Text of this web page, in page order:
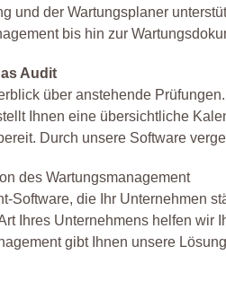
und der Wartungsplaner
bis hin zur
Audit
über anstehende
Ihnen eine übersichtliche
Durch unsere Software
des Wartungsmanagement
Software, die Ihr Unternehmen
Ihres Unternehmens helfen
gibt Ihnen unsere